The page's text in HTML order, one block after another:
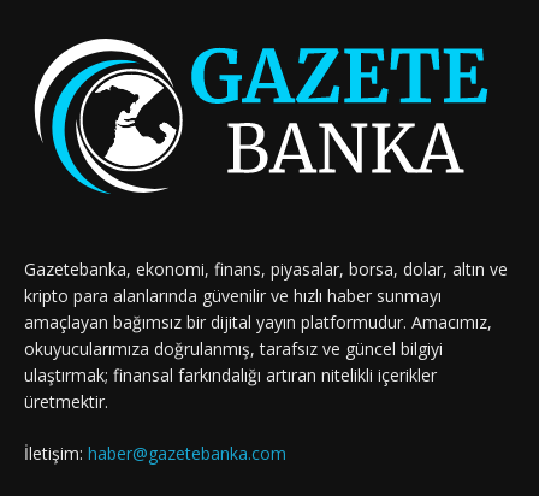
Gazetebanka, ekonomi, finans, piyasalar, borsa, dolar, altın ve
kripto para alanlarında güvenilir ve hızlı haber sunmayı
amaçlayan bağımsız bir dijital yayın platformudur. Amacımız,
okuyucularımıza doğrulanmış, tarafsız ve güncel bilgiyi
ulaştırmak; finansal farkındalığı artıran nitelikli içerikler
üretmektir.
İletişim: haber@gazetebanka.com